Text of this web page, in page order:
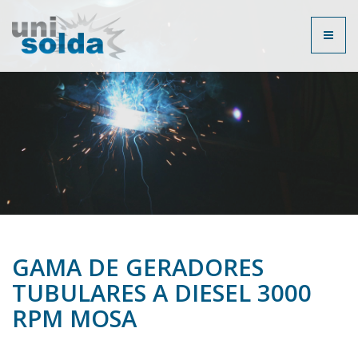
Toggle
GAMA DE GERADORES
TUBULARES A DIESEL 3000
RPM MOSA